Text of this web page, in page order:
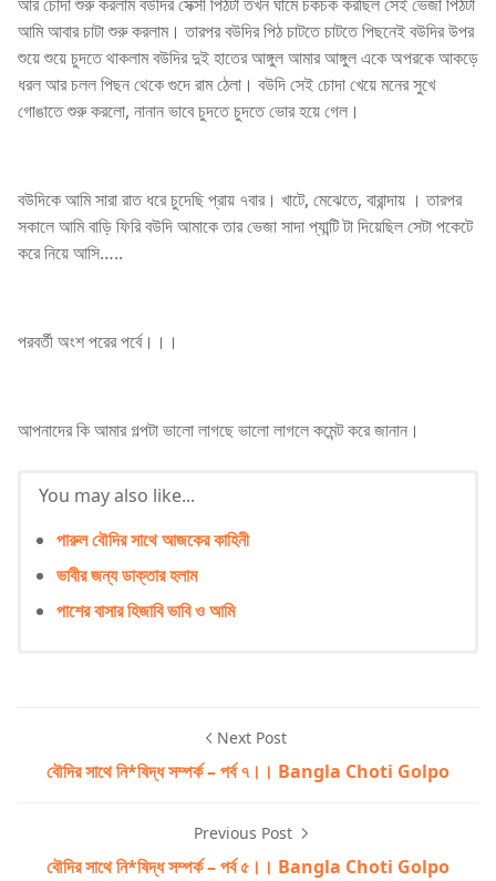
আমি আবার চাটা শুরু করলাম। তারপর বউদির পিঠ চাটতে চাটতে পিছনেই বউদির উপর
শুয়ে শুয়ে চুদতে থাকলাম বউদির দুই হাতের আঙ্গুল আমার আঙ্গুল একে অপরকে আকড়ে
ধরল আর চলল পিছন থেকে গুদে রাম ঠেলা। বউদি সেই চোদা খেয়ে মনের সুখে
গোঙাতে শুরু করলো, নানান ভাবে চুদতে চুদতে ভোর হয়ে গেল।
বউদিকে আমি সারা রাত ধরে চুদেছি প্রায় ৭বার। খাটে, মেঝেতে, বারান্দায় । তারপর
সকালে আমি বাড়ি ফিরি বউদি আমাকে তার ভেজা সাদা প্যান্টি টা দিয়েছিল সেটা পকেটে
করে নিয়ে আসি…..
পরবর্তী অংশ পরের পর্বে।।।
আপনাদের কি আমার গল্পটা ভালো লাগছে ভালো লাগলে কমেন্ট করে জানান।
You may also like...
পারুল বৌদির সাথে আজকের কাহিনী
ভাবীর জন্য ডাক্তার হলাম
পাশের বাসার হিজাবি ভাবি ও আমি
Next Post
বৌদির সাথে নি*ষিদ্ধ সম্পর্ক – পর্ব ৭।। Bangla Choti Golpo
Previous Post
বৌদির সাথে নি*ষিদ্ধ সম্পর্ক – পর্ব ৫।। Bangla Choti Golpo